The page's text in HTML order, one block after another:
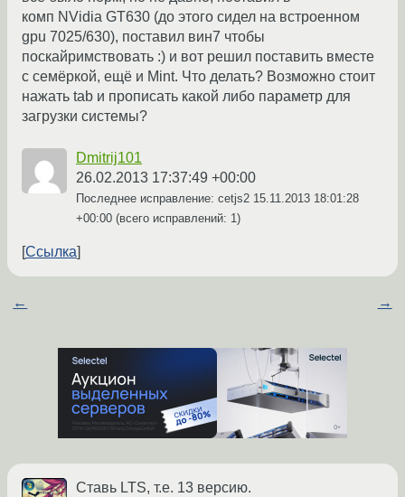
комп NVidia GT630 (до этого сидел на встроенном
gpu 7025/630), поставил вин7 чтобы
поскайримствовать :) и вот решил поставить вместе
с семёркой, ещё и Mint. Что делать? Возможно стоит
нажать tab и прописать какой либо параметр для
загрузки системы?
Dmitrij101
26.02.2013 17:37:49 +00:00
Последнее исправление: cetjs2 15.11.2013 18:01:28
+00:00 (всего исправлений: 1)
Ссылка
← →
Ставь LTS, т.е. 13 версию.